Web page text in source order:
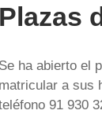
Plazas
Se ha abierto el
matricular a sus
91 930